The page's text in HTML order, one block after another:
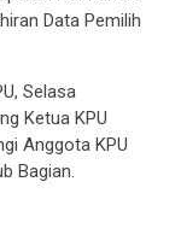
Data Pemilih
Selasa
Ketua KPU
Anggota KPU
Bagian.